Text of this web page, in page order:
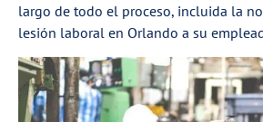
largo de todo el proceso, incluida la
lesión laboral en Orlando a su